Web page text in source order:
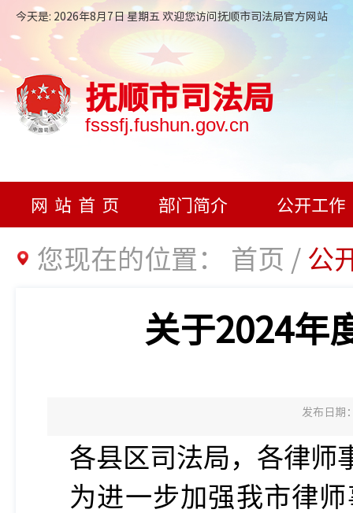
今天是: 2026年8月7日 星期五 欢迎您访问抚顺市司法局官方网站
抚顺市司法局
fsssfj.fushun.gov.cn
网站首页 部门简介 公开工作
您现在的位置： 首页 /公
关于2024年
发布日期
各县区司法局，各律师
为进一步加强我市律